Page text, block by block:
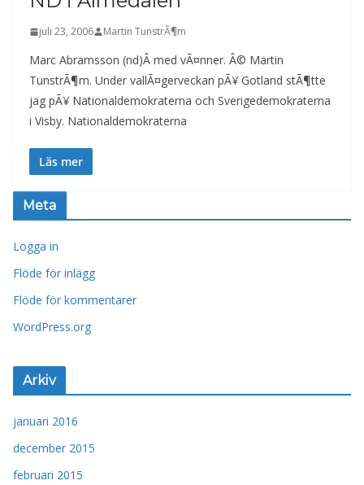
juli 23, 2006 Martin TunstrÃ¶m
Marc Abramsson (nd)Â med vÃ¤nner. Â© Martin
TunstrÃ¶m. Under vallÃ¤gerveckan pÃ¥ Gotland stÃ¶tte
jag pÃ¥ Nationaldemokraterna och Sverigedemokraterna
i Visby. Nationaldemokraterna
Läs mer
Meta
Logga in
Flöde för inlägg
Flöde för kommentarer
WordPress.org
Arkiv
januari 2016
december 2015
februari 2015